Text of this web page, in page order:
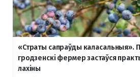
«Страты сапраўды каласальныя».
гродзенскі фермер застаўся
лахіны